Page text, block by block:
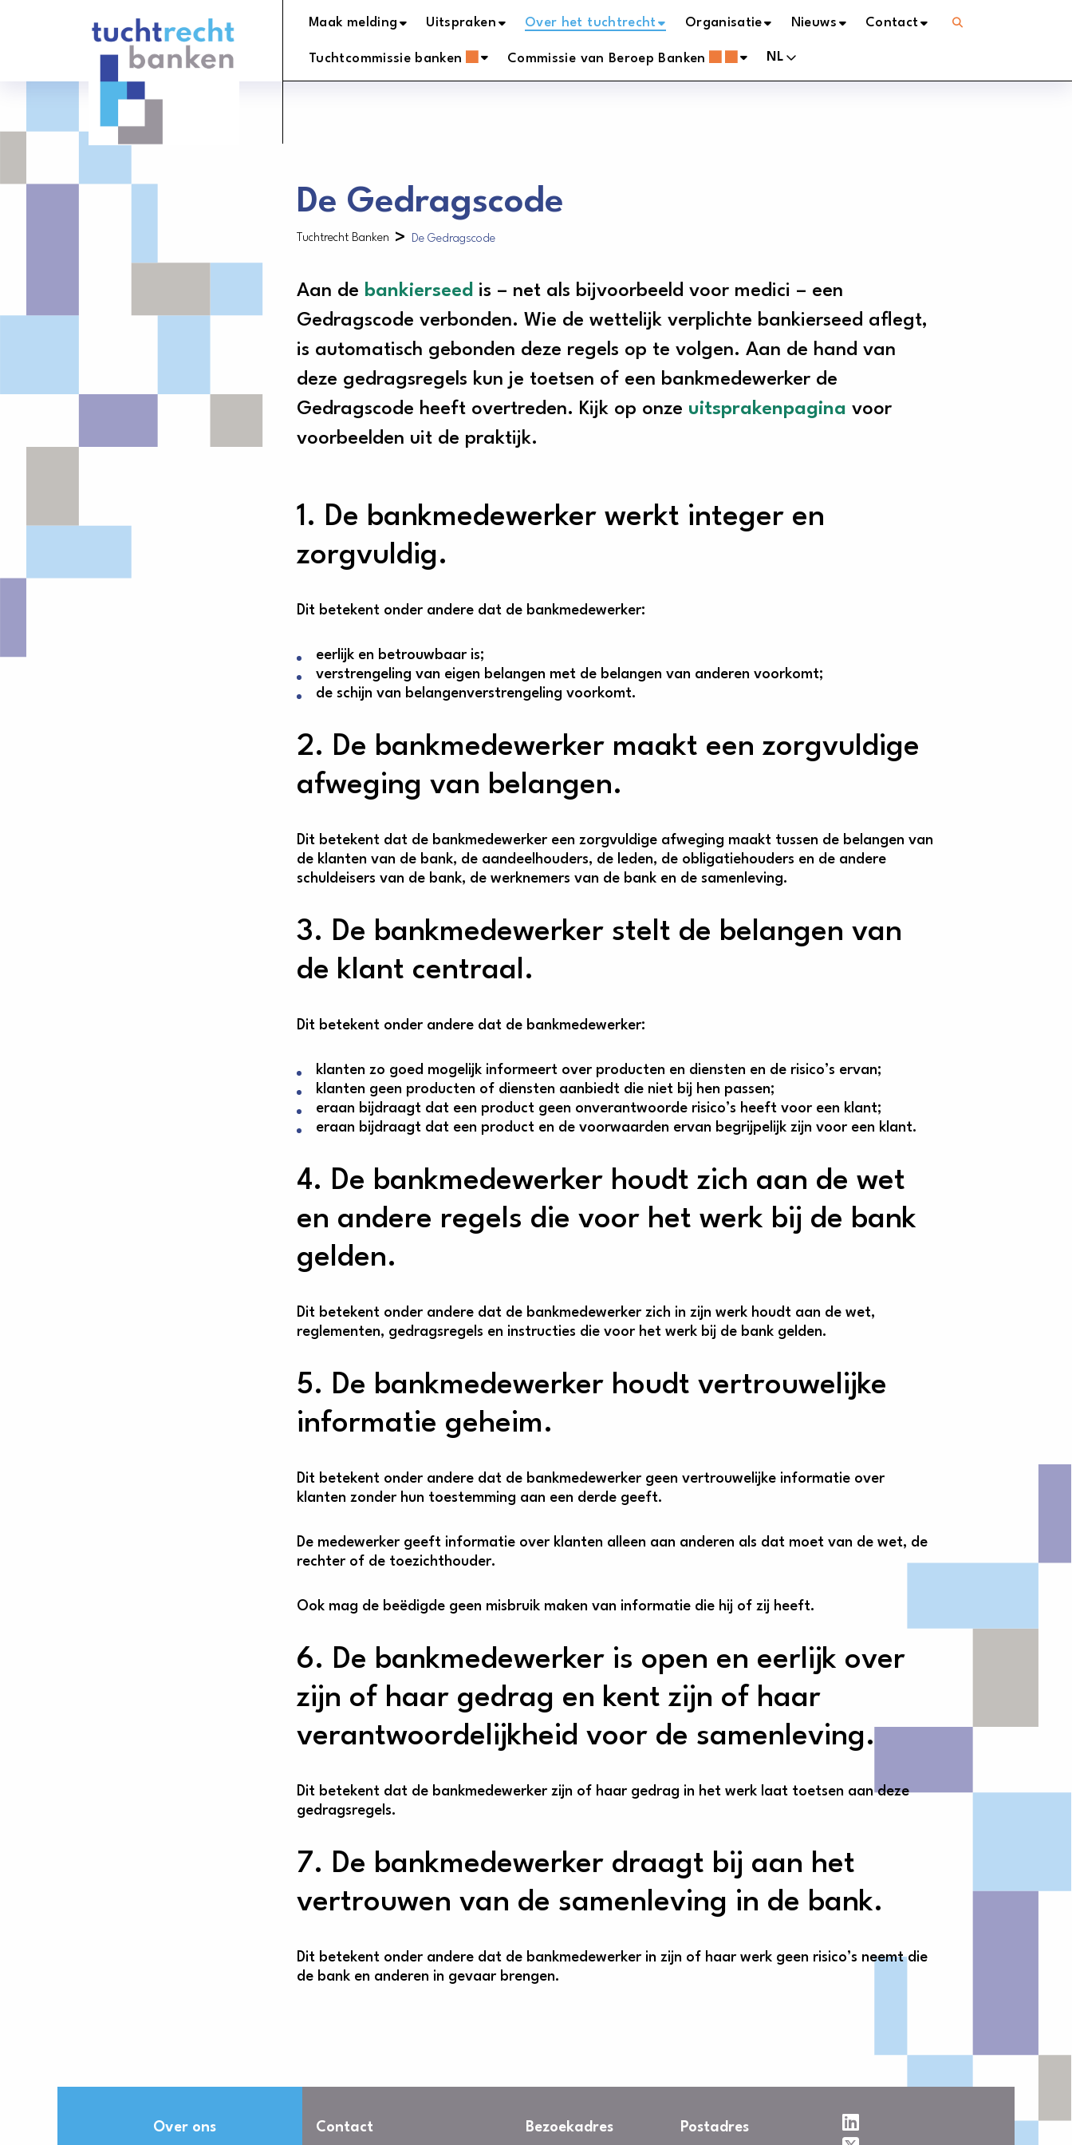
logo
Maak melding Uitspraken Over het tuchtrecht Organisatie Nieuws Contact
Tuchtcommissie banken Commissie van Beroep Banken NL
De Gedragscode
Tuchtrecht Banken > De Gedragscode
Aan de bankierseed is – net als bijvoorbeeld voor medici – een
Gedragscode verbonden. Wie de wettelijk verplichte bankierseed aflegt,
is automatisch gebonden deze regels op te volgen. Aan de hand van
deze gedragsregels kun je toetsen of een bankmedewerker de
Gedragscode heeft overtreden. Kijk op onze uitsprakenpagina voor
voorbeelden uit de praktijk.
1. De bankmedewerker werkt integer en
zorgvuldig.
Dit betekent onder andere dat de bankmedewerker:
eerlijk en betrouwbaar is;
verstrengeling van eigen belangen met de belangen van anderen voorkomt;
de schijn van belangenverstrengeling voorkomt.
2. De bankmedewerker maakt een zorgvuldige
afweging van belangen.
Dit betekent dat de bankmedewerker een zorgvuldige afweging maakt tussen de belangen van
de klanten van de bank, de aandeelhouders, de leden, de obligatiehouders en de andere
schuldeisers van de bank, de werknemers van de bank en de samenleving.
3. De bankmedewerker stelt de belangen van
de klant centraal.
Dit betekent onder andere dat de bankmedewerker:
klanten zo goed mogelijk informeert over producten en diensten en de risico’s ervan;
klanten geen producten of diensten aanbiedt die niet bij hen passen;
eraan bijdraagt dat een product geen onverantwoorde risico’s heeft voor een klant;
eraan bijdraagt dat een product en de voorwaarden ervan begrijpelijk zijn voor een klant.
4. De bankmedewerker houdt zich aan de wet
en andere regels die voor het werk bij de bank
gelden.
Dit betekent onder andere dat de bankmedewerker zich in zijn werk houdt aan de wet,
reglementen, gedragsregels en instructies die voor het werk bij de bank gelden.
5. De bankmedewerker houdt vertrouwelijke
informatie geheim.
Dit betekent onder andere dat de bankmedewerker geen vertrouwelijke informatie over
klanten zonder hun toestemming aan een derde geeft.
De medewerker geeft informatie over klanten alleen aan anderen als dat moet van de wet, de
rechter of de toezichthouder.
Ook mag de beëdigde geen misbruik maken van informatie die hij of zij heeft.
6. De bankmedewerker is open en eerlijk over
zijn of haar gedrag en kent zijn of haar
verantwoordelijkheid voor de samenleving.
Dit betekent dat de bankmedewerker zijn of haar gedrag in het werk laat toetsen aan deze
gedragsregels.
7. De bankmedewerker draagt bij aan het
vertrouwen van de samenleving in de bank.
Dit betekent onder andere dat de bankmedewerker in zijn of haar werk geen risico’s neemt die
de bank en anderen in gevaar brengen.
Over ons Contact Bezoekadres Postadres